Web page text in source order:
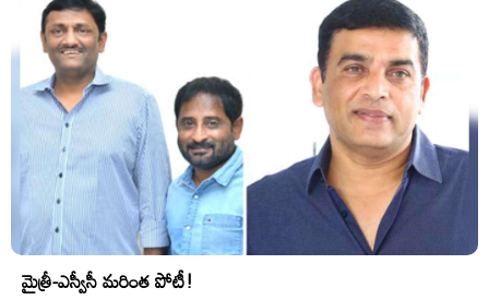
మైత్రీ-ఎస్వీసీ మరింత పోటీ!